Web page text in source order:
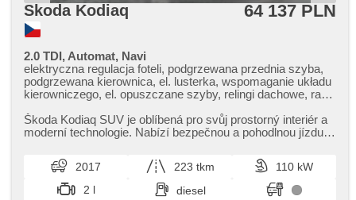
Skoda Kodiaq 64 137 PLN
2.0 TDI, Automat, Navi
elektryczna regulacja foteli, podgrzewana przednia szyba,
podgrzewana kierownica, el. lusterka, wspomaganie układu
kierowniczego, el. opuszczane szyby, relingi dachowe, radio
(ASR), centralny zamek, komputer pokładowy, el. składane
lusterka, stabilizacja podwozia (ESP), halogeny,
ciśnienia opon, USB, automat
Škoda Kodiaq SUV je oblíbená pro svůj prostorný interiér a
moderní technologie. Nabízí bezpečnou a pohodlnou jízdu i
2017 223 tkm
110 kW
2 l
diesel